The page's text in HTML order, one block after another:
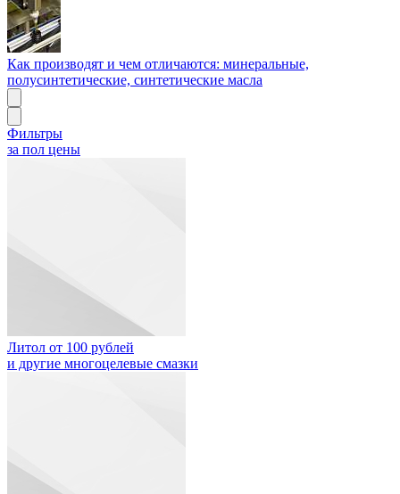
Как производят и чем отличаются: минеральные,
полусинтетические, синтетические масла
Фильтры
за пол цены
Литол от 100 рублей
и другие многоцелевые смазки